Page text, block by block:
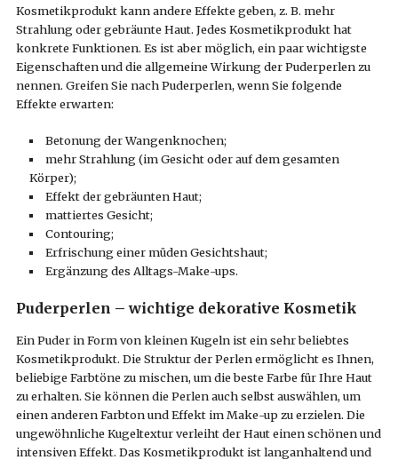
Kosmetikprodukt kann andere Effekte geben, z. B. mehr
Strahlung oder gebräunte Haut. Jedes Kosmetikprodukt hat
konkrete Funktionen. Es ist aber möglich, ein paar wichtigste
Eigenschaften und die allgemeine Wirkung der Puderperlen zu
nennen. Greifen Sie nach Puderperlen, wenn Sie folgende
Effekte erwarten:
Betonung der Wangenknochen;
mehr Strahlung (im Gesicht oder auf dem gesamten
Körper);
Effekt der gebräunten Haut;
mattiertes Gesicht;
Contouring;
Erfrischung einer müden Gesichtshaut;
Ergänzung des Alltags-Make-ups.
Puderperlen – wichtige dekorative Kosmetik
Ein Puder in Form von kleinen Kugeln ist ein sehr beliebtes
Kosmetikprodukt. Die Struktur der Perlen ermöglicht es Ihnen,
beliebige Farbtöne zu mischen, um die beste Farbe für Ihre Haut
zu erhalten. Sie können die Perlen auch selbst auswählen, um
einen anderen Farbton und Effekt im Make-up zu erzielen. Die
ungewöhnliche Kugeltextur verleiht der Haut einen schönen und
intensiven Effekt. Das Kosmetikprodukt ist langanhaltend und